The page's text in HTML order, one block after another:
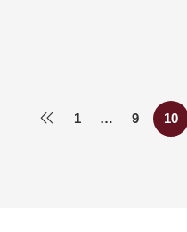
1 … 9 10